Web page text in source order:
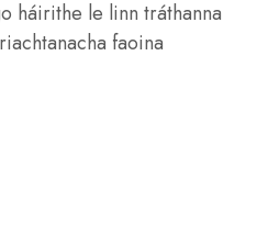
háirithe le linn tráthanna
faoina